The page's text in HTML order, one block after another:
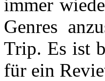
immer
Genres
Trip. Es ist
für ein